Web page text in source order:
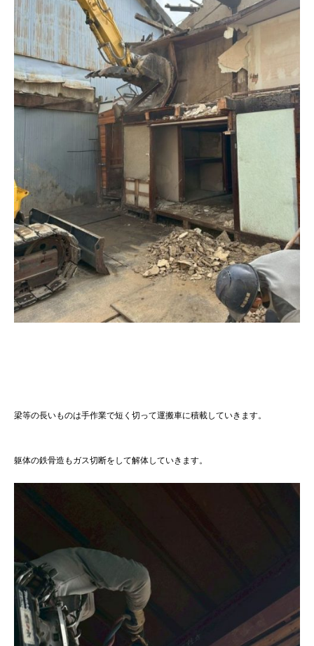
梁等の長いものは手作業で短く切って運搬車に積載していきます。
躯体の鉄骨造もガス切断をして解体していきます。